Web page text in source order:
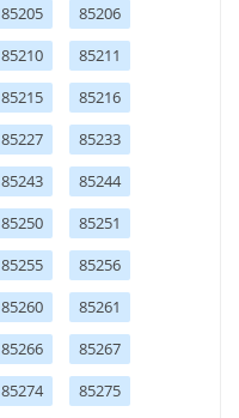
85205
85206
85210
85211
85215
85216
85227
85233
85243
85244
85250
85251
85255
85256
85260
85261
85266
85267
85274
85275